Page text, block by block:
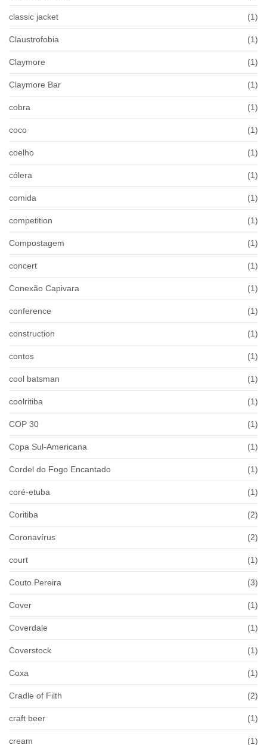
classic jacket (1)
Claustrofobia (1)
Claymore (1)
Claymore Bar (1)
cobra (1)
coco (1)
coelho (1)
cólera (1)
comida (1)
competition (1)
Compostagem (1)
concert (1)
Conexão Capivara (1)
conference (1)
construction (1)
contos (1)
cool batsman (1)
coolritiba (1)
COP 30 (1)
Copa Sul-Americana (1)
Cordel do Fogo Encantado (1)
coré-etuba (1)
Coritiba (2)
Coronavírus (2)
court (1)
Couto Pereira (3)
Cover (1)
Coverdale (1)
Coverstock (1)
Coxa (1)
Cradle of Filth (2)
craft beer (1)
cream (1)